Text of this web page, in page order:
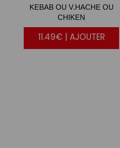
KEBAB OU V.HACHE OU
CHIKEN
11.49€ | AJOUTER